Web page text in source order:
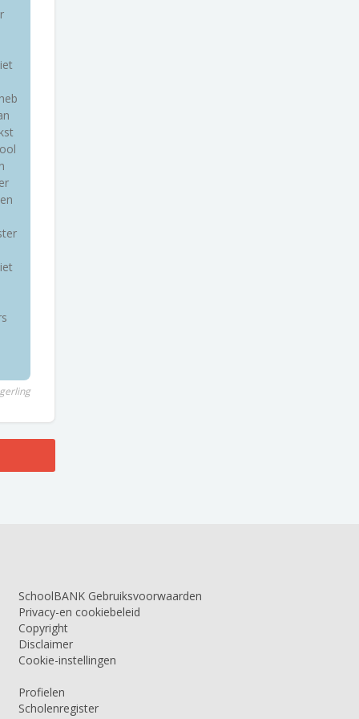
SchoolBANK Gebruiksvoorwaarden
Privacy-en cookiebeleid
Copyright
Disclaimer
Cookie-instellingen
Profielen
Scholenregister